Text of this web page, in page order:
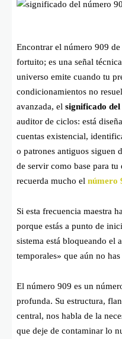
Encontrar el número 909
fortuito; es una señal
universo emite cuando tu
condicionamientos no
avanzada, el significado
auditor de ciclos: está
cuentas existencial,
o patrones antiguos siguen
de servir como base para
recuerda mucho el número
Si esta frecuencia maestra
porque estás a punto de
sistema está bloqueando el
temporales» que aún no
El número 909 es un
profunda. Su estructura,
central, nos habla de la
que deje de contaminar lo